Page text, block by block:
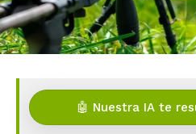
🤖 Nuestra IA te